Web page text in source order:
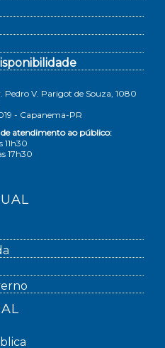
Pedro V. Parigot de Souza, 1080
- Capanema-PR
atendimento ao público:
11h30
17h30